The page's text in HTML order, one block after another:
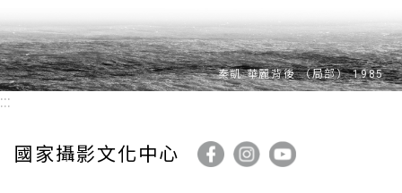
:::
國家攝影文化中心